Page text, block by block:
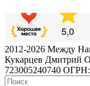
2012-2026 Между
Кукарцев Дмитрий
723005240740